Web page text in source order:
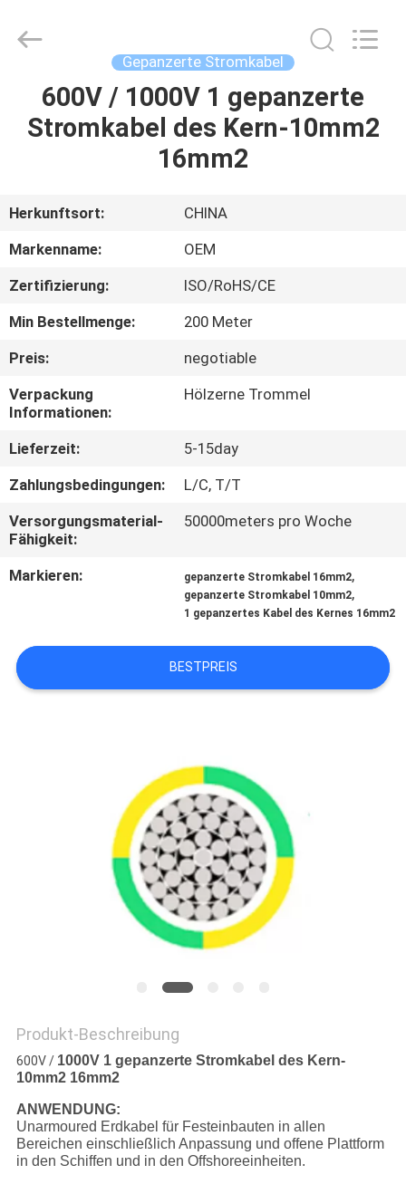
HAUS
ÜBER
UNS
FABRIK-
AUSFLUG
QUALITÄTSKONTROLLE
TRETEN
SIE
MIT
UNS
IN
FORDERN
SIE
Management
Services
Gepanzerte Stromkabel
600V / 1000V 1 gepanzerte
Stromkabel des Kern-10mm2
16mm2
Herkunftsort:
CHINA
Markenname:
OEM
Zertifizierung:
ISO/RoHS/CE
Min Bestellmenge:
200 Meter
Preis:
negotiable
Verpackung
Informationen:
Hölzerne Trommel
Lieferzeit:
5-15day
Zahlungsbedingungen:
L/C, T/T
Versorgungsmaterial-
Fähigkeit:
50000meters pro Woche
Markieren: gepanzerte Stromkabel 16mm2,
gepanzerte Stromkabel 10mm2,
1 gepanzertes Kabel des Kernes 16mm2
BESTPREIS
Produkt-Beschreibung
600V / 1000V 1 gepanzerte Stromkabel des Kern-
10mm2 16mm2
ANWENDUNG:
Unarmoured Erdkabel für Festeinbauten in allen
Bereichen einschließlich Anpassung und offene Plattform
in den Schiffen und in den Offshoreeinheiten.